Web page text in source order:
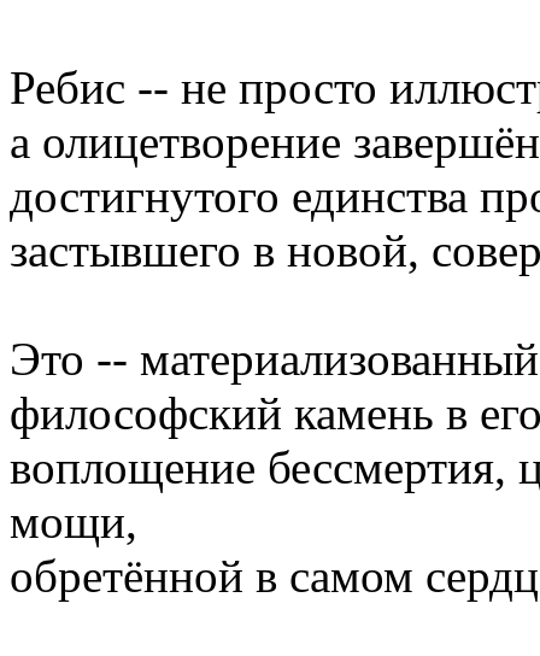
Ребис -- не просто
а олицетворение
достигнутого единства
застывшего в новой,
Это --
философский камень в
воплощение бессмертия,
мощи,
обретённой в самом